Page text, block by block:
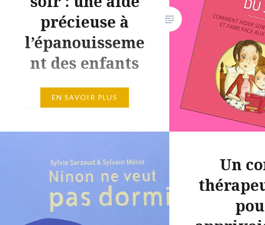
précieuse à
l’épanouisseme
nt des enfants
Sabrina Feret Hubert est
hypnopraticienne. Elle a testé
pour aider les enfants à
confiance en eux, exprimer leurs
émotions, développer leur
optimisme, … Le livre que je vous
présente regroupe 11 de ces
histoires qui dépassent donc le
EN SAVOIR PLUS
Un